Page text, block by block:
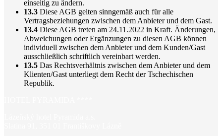
einseitig zu ändern.
13.3 Diese AGB gelten sinngemäß auch für alle
Vertragsbeziehungen zwischen dem Anbieter und dem Gast.
13.4 Diese AGB treten am 24.11.2022 in Kraft. Änderungen,
Abweichungen oder Ergänzungen zu diesen AGB können
individuell zwischen dem Anbieter und dem Kunden/Gast
ausschließlich schriftlich vereinbart werden.
13.5 Das Rechtsverhältnis zwischen dem Anbieter und dem
Klienten/Gast unterliegt dem Recht der Tschechischen
Republik.